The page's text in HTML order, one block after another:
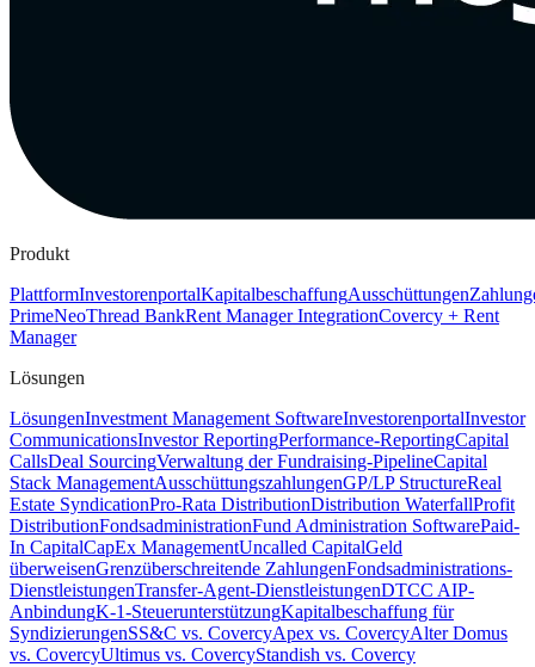
Produkt
PlattformInvestorenportalKapitalbeschaffungAusschüttungen
PrimeNeoThread BankRent Manager IntegrationCovercy + Rent
Manager
Lösungen
LösungenInvestment Management SoftwareInvestorenportalInvestor
CommunicationsInvestor ReportingPerformance-ReportingCapital
CallsDeal SourcingVerwaltung der Fundraising-PipelineCapital
Stack ManagementAusschüttungszahlungenGP/LP StructureReal
Estate SyndicationPro-Rata DistributionDistribution WaterfallProfit
DistributionFondsadministrationFund Administration SoftwarePaid-
In CapitalCapEx ManagementUncalled CapitalGeld
überweisenGrenzüberschreitende ZahlungenFondsadministrations-
DienstleistungenTransfer-Agent-DienstleistungenDTCC AIP-
AnbindungK-1-SteuerunterstützungKapitalbeschaffung für
SyndizierungenSS&C vs. CovercyApex vs. CovercyAlter Domus
vs. CovercyUltimus vs. CovercyStandish vs. Covercy